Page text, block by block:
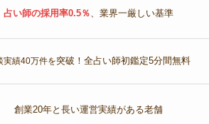
占い師の採用率0.5％ 、業界一厳しい基準
実績40万件を突破！全占い師初鑑定5分間無料
創業20年と長い運営実績がある老舗